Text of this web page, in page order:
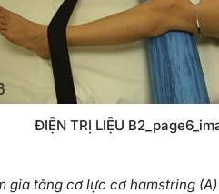
ĐIỆN TRỊ LIỆU
gia tăng cơ lực cơ hamstring